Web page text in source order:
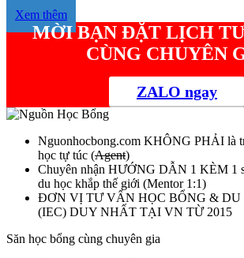
Xem thêm
MỜI BẠN ĐẶT LỊCH
CÙNG CHUYÊN
ZALO ngay
Nguonhocbong.com KHÔNG PHẢI là
học tự túc (Agent)
Chuyên nhận HƯỚNG DẪN 1 KÈM 1
du học khắp thế giới (Mentor 1:1)
ĐƠN VỊ TƯ VẤN HỌC BỔNG & DU
(IEC) DUY NHẤT TẠI VN TỪ 2015
Săn học bổng cùng chuyên gia